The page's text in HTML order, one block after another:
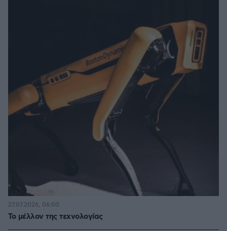
Το μέλλον της τεχνολογίας
27.07.2026, 06:00